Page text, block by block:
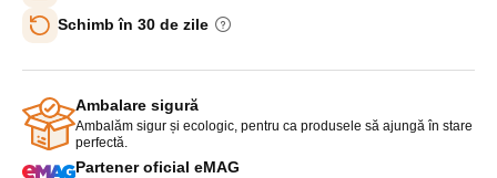
Schimb în 30 de zile
Ambalare sigură
Ambalăm sigur și ecologic, pentru ca produsele să ajungă în stare
perfectă.
Partener oficial eMAG